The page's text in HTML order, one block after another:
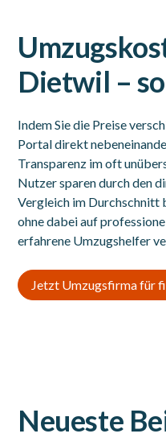
Dietwil –
Indem Sie die Preise
Portal direkt
Transparenz im oft
Nutzer sparen durch den
Vergleich im Durchschnitt
ohne dabei auf
erfahrene Umzugshelfer
Jetzt Umzugsfirma für
Neueste